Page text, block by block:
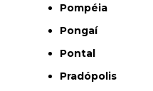
Pompéia
Pongaí
Pontal
Pradópolis